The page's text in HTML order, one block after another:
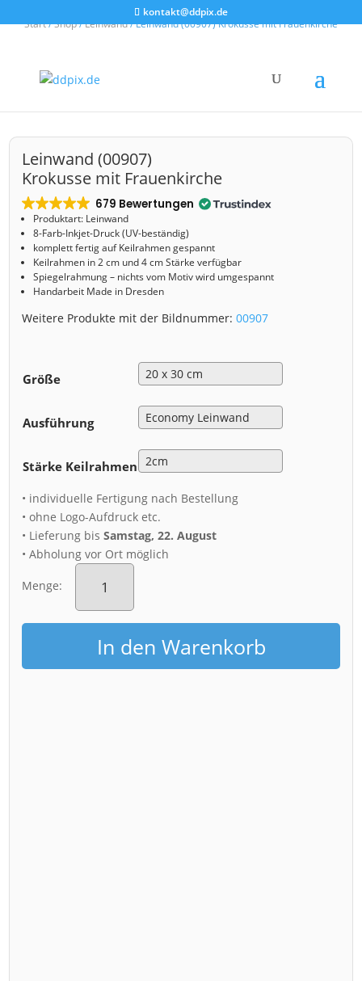
kontakt@ddpix.de
Start/Shop/Leinwand/ Leinwand (00907) Krokusse mit Frauenkirche
Leinwand (00907)
Krokusse mit Frauenkirche
679 Bewertungen
Produktart: Leinwand
8-Farb-Inkjet-Druck (UV-beständig)
komplett fertig auf Keilrahmen gespannt
Keilrahmen in 2 cm und 4 cm Stärke verfügbar
Spiegelrahmung – nichts vom Motiv wird umgespannt
Handarbeit Made in Dresden
Weitere Produkte mit der Bildnummer:00907
Größe
Ausführung
Stärke Keilrahmen
• individuelle Fertigung nach Bestellung
• ohne Logo-Aufdruck etc.
• Lieferung bisSamstag, 22. August
• Abholung vor Ort möglich
Menge:
Leinwand
(00907)
mit
Frauenkirche
MengeIn den Warenkorb